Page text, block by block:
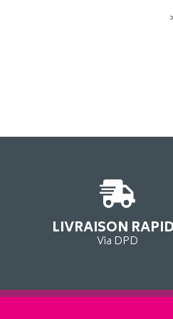
LIVRAISON
Via DPD